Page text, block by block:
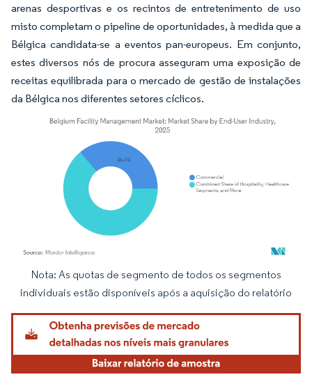
arenas desportivas e os recintos de entretenimento de uso
misto completam o pipeline de oportunidades, à medida que a
Bélgica candidata-se a eventos pan-europeus. Em conjunto,
estes diversos nós de procura asseguram uma exposição de
receitas equilibrada para o mercado de gestão de instalações
da Bélgica nos diferentes setores cíclicos.
Imagem © Mordor Intelligence. O reuso requer atribuição conforme CC BY 4.0.
Nota: As quotas de segmento de todos os segmentos
individuais estão disponíveis após a aquisição do relatório